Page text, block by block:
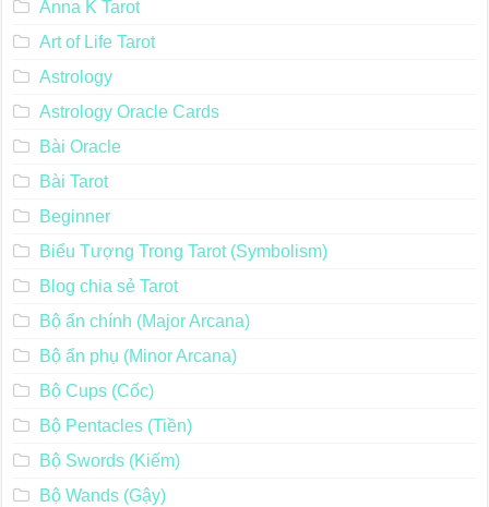
Anna K Tarot
Art of Life Tarot
Astrology
Astrology Oracle Cards
Bài Oracle
Bài Tarot
Beginner
Biểu Tượng Trong Tarot (Symbolism)
Blog chia sẻ Tarot
Bộ ẩn chính (Major Arcana)
Bộ ẩn phụ (Minor Arcana)
Bộ Cups (Cốc)
Bộ Pentacles (Tiền)
Bộ Swords (Kiếm)
Bộ Wands (Gậy)